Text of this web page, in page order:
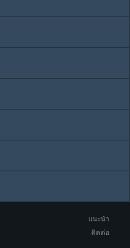
แนะนำ
ติดต่อ